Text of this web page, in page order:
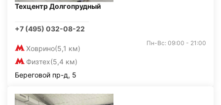
Техцентр Долгопрудный
+7 (495) 032-08-22
Ховрино(5,1 км)
Физтех(5,4 км)
Пн-Вс: 09:00 - 21:00
Береговой пр-д, 5